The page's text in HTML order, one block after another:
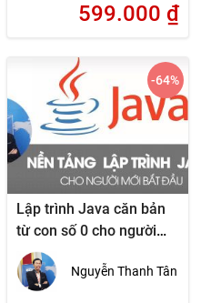
599.000 ₫
Lập trình Java căn bản
từ con số 0 cho người
mới bắt đầu
Nguyễn Thanh Tân
-64%